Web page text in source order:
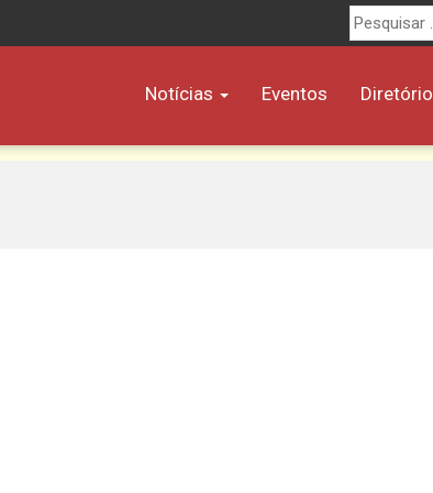
Procurar
por:
Notícias Eventos Diretório